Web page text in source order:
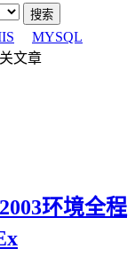
搜索
MYSQL
文章
环境全程